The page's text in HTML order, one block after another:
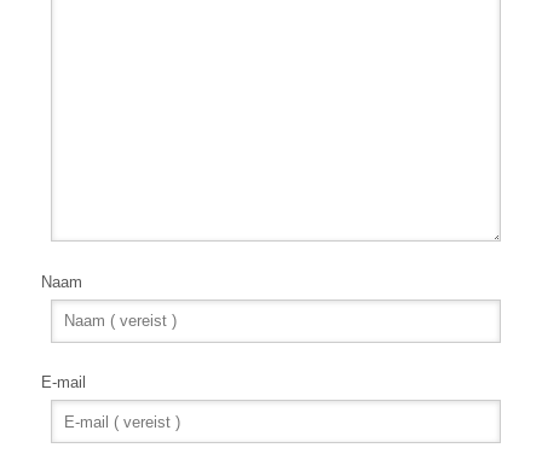
Naam
E-mail